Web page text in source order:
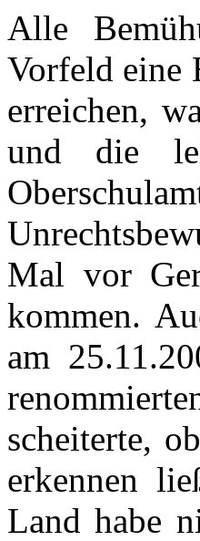
Alle
Vorfeld eine
erreichen,
und die
Mal vor
kommen.
am
scheiterte,
erkennen
Land habe